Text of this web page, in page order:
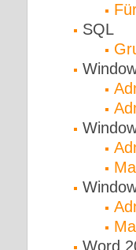
SQL
Word